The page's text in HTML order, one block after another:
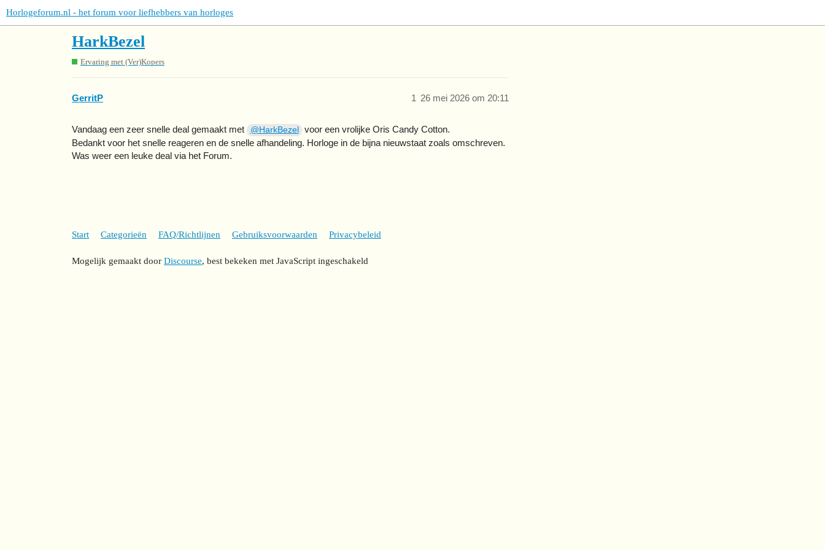
Horlogeforum.nl - het forum voor liefhebbers van horloges
HarkBezel
Ervaring met (Ver)Kopers
GerritP 26 mei 2026 om 20:11
1
Vandaag een zeer snelle deal gemaakt met @HarkBezel voor een vrolijke Oris Candy Cotton.
Bedankt voor het snelle reageren en de snelle afhandeling. Horloge in de bijna nieuwstaat zoals omschreven.
Was weer een leuke deal via het Forum.
Start Categorieën FAQ/Richtlijnen Gebruiksvoorwaarden Privacybeleid
Mogelijk gemaakt door Discourse, best bekeken met JavaScript ingeschakeld